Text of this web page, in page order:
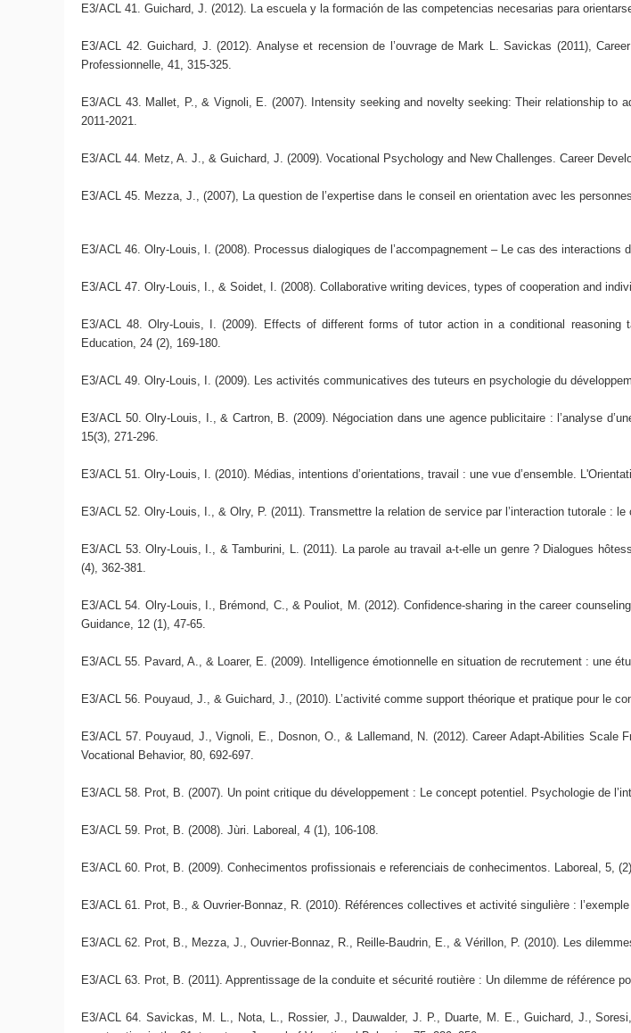
E3/ACL 41. Guichard, J. (2012). La escuela y la formación de las competencias necesarias para
E3/ACL 42. Guichard, J. (2012). Analyse et recension de l’ouvrage de Mark L. Savickas (2011),
Professionnelle, 41, 315-325.
E3/ACL 43. Mallet, P., & Vignoli, E. (2007). Intensity seeking and novelty seeking: Their relationship to
2011-2021.
E3/ACL 44. Metz, A. J., & Guichard, J. (2009). Vocational Psychology and New Challenges. Career
E3/ACL 45. Mezza, J., (2007), La question de l’expertise dans le conseil en orientation avec les
E3/ACL 46. Olry-Louis, I. (2008). Processus dialogiques de l’accompagnement – Le cas des interactions
E3/ACL 47. Olry-Louis, I., & Soidet, I. (2008). Collaborative writing devices, types of cooperation and
E3/ACL 48. Olry-Louis, I. (2009). Effects of different forms of tutor action in a conditional
Education, 24 (2), 169-180.
E3/ACL 49. Olry-Louis, I. (2009). Les activités communicatives des tuteurs en psychologie du
E3/ACL 50. Olry-Louis, I., & Cartron, B. (2009). Négociation dans une agence publicitaire : l’analyse
15(3), 271-296.
E3/ACL 51. Olry-Louis, I. (2010). Médias, intentions d’orientations, travail : une vue d’ensemble.
E3/ACL 52. Olry-Louis, I., & Olry, P. (2011). Transmettre la relation de service par l’interaction tutorale :
E3/ACL 53. Olry-Louis, I., & Tamburini, L. (2011). La parole au travail a-t-elle un genre ? Dialogues
(4), 362-381.
E3/ACL 54. Olry-Louis, I., Brémond, C., & Pouliot, M. (2012). Confidence-sharing in the career
Guidance, 12 (1), 47-65.
E3/ACL 55. Pavard, A., & Loarer, E. (2009). Intelligence émotionnelle en situation de recrutement : une
E3/ACL 56. Pouyaud, J., & Guichard, J., (2010). L’activité comme support théorique et pratique pour le
E3/ACL 57. Pouyaud, J., Vignoli, E., Dosnon, O., & Lallemand, N. (2012). Career Adapt-Abilities
Vocational Behavior, 80, 692-697.
E3/ACL 58. Prot, B. (2007). Un point critique du développement : Le concept potentiel. Psychologie de
E3/ACL 59. Prot, B. (2008). Jùri. Laboreal, 4 (1), 106-108.
E3/ACL 60. Prot, B. (2009). Conhecimentos profissionais e referenciais de conhecimentos. Laboreal, 5,
E3/ACL 61. Prot, B., & Ouvrier-Bonnaz, R. (2010). Références collectives et activité singulière :
E3/ACL 62. Prot, B., Mezza, J., Ouvrier-Bonnaz, R., Reille-Baudrin, E., & Vérillon, P. (2010). Les
E3/ACL 63. Prot, B. (2011). Apprentissage de la conduite et sécurité routière : Un dilemme de référence
E3/ACL 64. Savickas, M. L., Nota, L., Rossier, J., Dauwalder, J. P., Duarte, M. E., Guichard, J.,